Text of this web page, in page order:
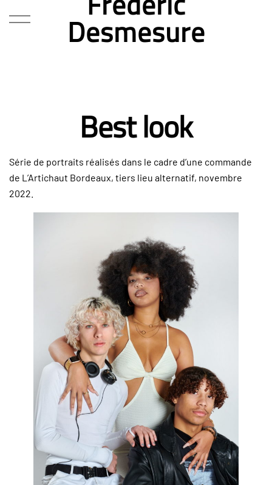
Desmesure
Best look
Série de portraits réalisés dans le cadre d’une commande
de L’Artichaut Bordeaux, tiers lieu alternatif, novembre
2022.